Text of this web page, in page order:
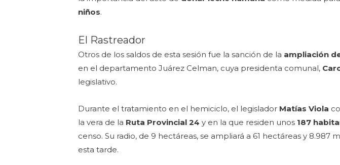
niños.
El Rastreador
Otros de los saldos de esta sesión fue la sanción de la ampliación
en el departamento Juárez Celman, cuya presidenta comunal,
legislativo.
Durante el tratamiento en el hemiciclo, el legislador Matías Viola
la vera de la Ruta Provincial 24y en la que residen unos 187
censo. Su radio, de 9 hectáreas, se ampliará a 61 hectáreas y 8.987
esta tarde.